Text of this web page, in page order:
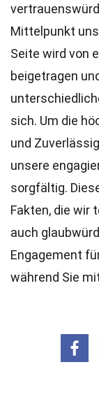
Mittelpunkt
Seite wird von
beigetragen
sich. Um die
und
unsere
sorgfältig.
Fakten, die wir
auch
Engagement
während Sie